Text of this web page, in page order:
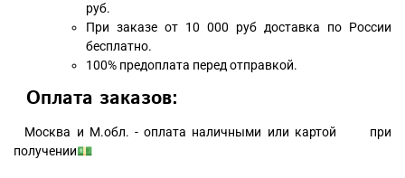
руб.
При заказе от 10 000 руб доставка по России
бесплатно.
100% предоплата перед отправкой.
Оплата заказов:
Москва и М.обл. - оплата наличными или картой при
получении💵